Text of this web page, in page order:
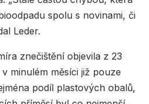
spolu s novinami, či
Leder.
znečištění objevila z 23
minulém měsíci již pouze
podíl plastových obalů,